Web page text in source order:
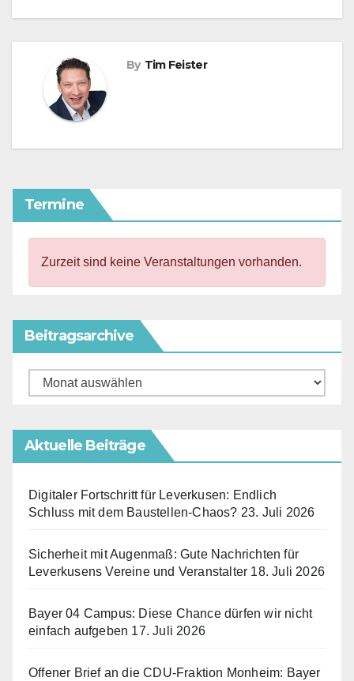
By Tim Feister
Termine
Zurzeit sind keine Veranstaltungen vorhanden.
Beitragsarchive
Beitragsarchive
Aktuelle Beiträge
Digitaler Fortschritt für Leverkusen: Endlich
Schluss mit dem Baustellen-Chaos? 23. Juli 2026
Sicherheit mit Augenmaß: Gute Nachrichten für
Leverkusens Vereine und Veranstalter 18. Juli 2026
Bayer 04 Campus: Diese Chance dürfen wir nicht
einfach aufgeben 17. Juli 2026
Offener Brief an die CDU-Fraktion Monheim: Bayer